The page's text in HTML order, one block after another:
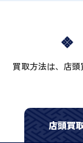
買取方法は、店
店頭買